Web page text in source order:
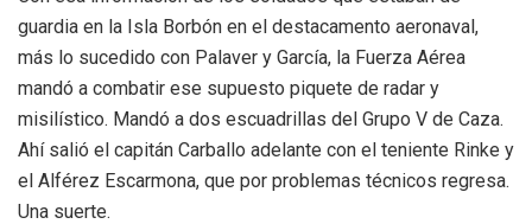
guardia en la Isla Borbón en el destacamento aeronaval,
más lo sucedido con Palaver y García, la Fuerza Aérea
mandó a combatir ese supuesto piquete de radar y
misilístico. Mandó a dos escuadrillas del Grupo V de Caza.
Ahí salió el capitán Carballo adelante con el teniente Rinke y
el Alférez Escarmona, que por problemas técnicos regresa.
Una suerte.